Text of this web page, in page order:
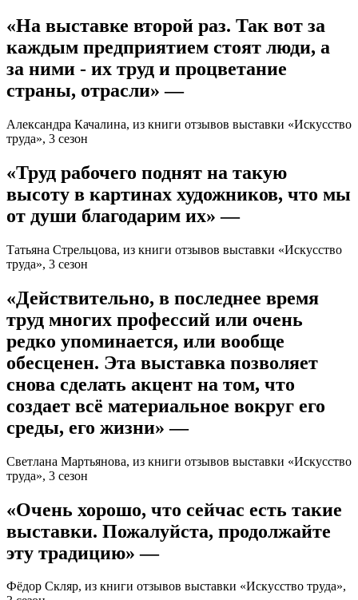
«На выставке второй раз. Так вот за
каждым предприятием стоят люди, а
за ними - их труд и процветание
страны, отрасли» —
Александра Качалина, из книги отзывов выставки «Искусство
труда», 3 сезон
«Труд рабочего поднят на такую
высоту в картинах художников, что мы
от души благодарим их» —
Татьяна Стрельцова, из книги отзывов выставки «Искусство
труда», 3 сезон
«Действительно, в последнее время
труд многих профессий или очень
редко упоминается, или вообще
обесценен. Эта выставка позволяет
снова сделать акцент на том, что
создает всё материальное вокруг его
среды, его жизни» —
Светлана Мартьянова, из книги отзывов выставки «Искусство
труда», 3 сезон
«Очень хорошо, что сейчас есть такие
выставки. Пожалуйста, продолжайте
эту традицию» —
Фёдор Скляр, из книги отзывов выставки «Искусство труда»,